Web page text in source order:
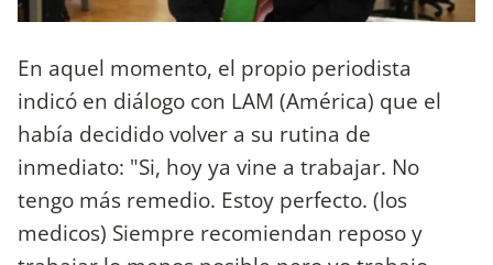
En aquel momento, el propio periodista
indicó en diálogo con LAM (América) que el
había decidido volver a su rutina de
inmediato: "Si, hoy ya vine a trabajar. No
tengo más remedio. Estoy perfecto. (los
medicos) Siempre recomiendan reposo y